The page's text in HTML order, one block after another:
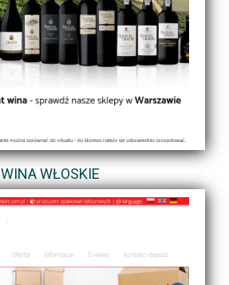
WINA WŁOSKIE